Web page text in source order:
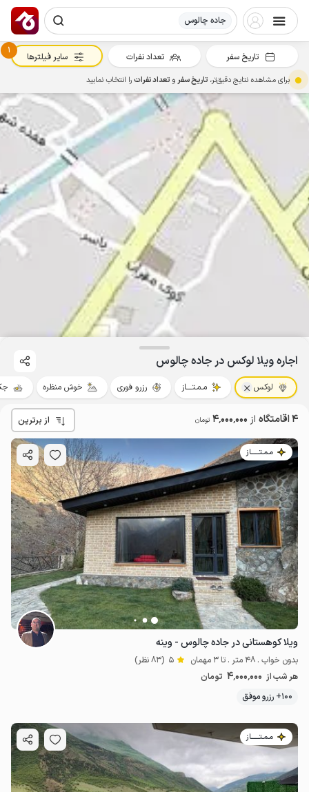
جاده چالوس
اجاره ویلا لوکس در جاده چالوس
لوکس مـمـتــــاز رزرو فوری خوش منظره
4 اقامتگاه از 4٬000٬000 تومان از برترین
مـمـتــــــاز
ویلا کوهستانی در جاده چالوس - وینه
بدون خواب . 48 متر . تا 3 مهمان 5 (83 نظر)
هر شب از 4٬000٬000 تومان
100+ رزرو موفق
مـمـتــــــاز
تاریخ سفر تعداد نفرات
1
سایر فیلترها
برای مشاهده نتایج دقیق‌تر، تاریخ سفرو تعداد نفراترا انتخاب نمایید